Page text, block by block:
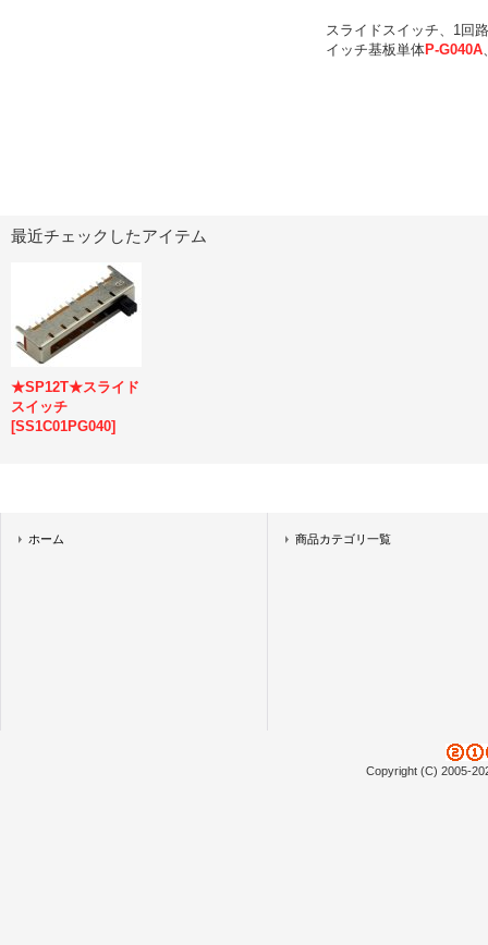
スライドスイッチ、1回
イッチ基板単体P-G040A
最近チェックしたアイテム
★SP12T★スライド
スイッチ
[SS1C01PG040]
ホーム 商品カテゴリ一覧
Copyright (C) 2005-